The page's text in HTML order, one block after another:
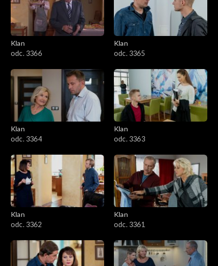
Klan
odc. 3366
Klan
odc. 3365
Klan
odc. 3364
Klan
odc. 3363
Klan
odc. 3362
Klan
odc. 3361